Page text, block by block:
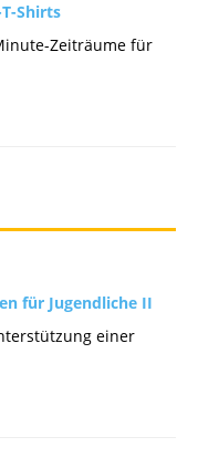
Shirts
Zeiträume für
für Jugendliche II
einer